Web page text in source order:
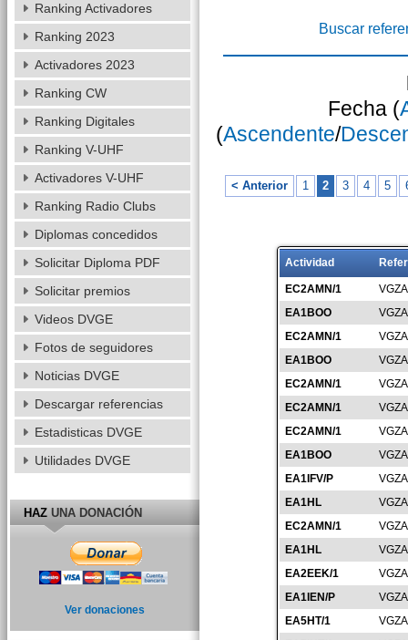
Buscar
Fecha (
(Ascendente/
< Anterior 1 2 3 4 5
Actividad
EC2AMN/1
EA1BOO
EC2AMN/1
EA1BOO
EC2AMN/1
EC2AMN/1
EC2AMN/1
EA1BOO
EA1IFV/P
EA1HL
EC2AMN/1
EA1HL
EA2EEK/1
EA1IEN/P
EA5HT/1
Ranking Activadores
Ranking 2023
Activadores 2023
Ranking CW
Ranking Digitales
Ranking V-UHF
Activadores V-UHF
Ranking Radio Clubs
Diplomas concedidos
Solicitar Diploma PDF
Solicitar premios
Videos DVGE
Fotos de seguidores
Noticias DVGE
Descargar referencias
Estadisticas DVGE
Utilidades DVGE
HAZUNA DONACIÓN
Ver donaciones